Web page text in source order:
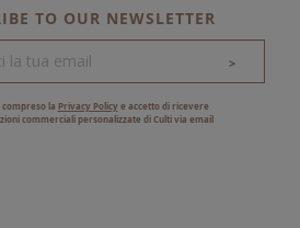
TO OUR NEWSLETTER
>
compreso la Privacy Policy e accetto di ricevere
commerciali personalizzate di Culti via email